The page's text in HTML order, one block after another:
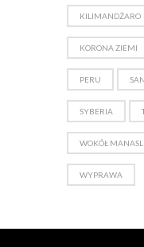
KILIMANDŻARO
KORONA ZIEMI
PERU
SYBERIA
WOKÓŁ
WYPRAWA